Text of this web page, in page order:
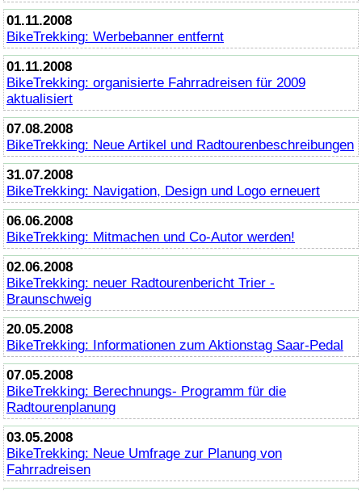
01.11.2008
BikeTrekking: Werbebanner entfernt
01.11.2008
BikeTrekking: organisierte Fahrradreisen für 2009
aktualisiert
07.08.2008
BikeTrekking: Neue Artikel und Radtourenbeschreibungen
31.07.2008
BikeTrekking: Navigation, Design und Logo erneuert
06.06.2008
BikeTrekking: Mitmachen und Co-Autor werden!
02.06.2008
BikeTrekking: neuer Radtourenbericht Trier -
Braunschweig
20.05.2008
BikeTrekking: Informationen zum Aktionstag Saar-Pedal
07.05.2008
BikeTrekking: Berechnungs- Programm für die
Radtourenplanung
03.05.2008
BikeTrekking: Neue Umfrage zur Planung von
Fahrradreisen